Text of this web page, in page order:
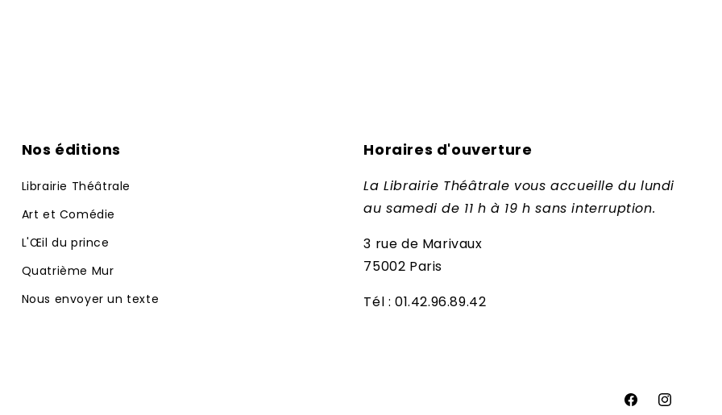
Nos éditions
Librairie Théâtrale
Art et Comédie
L'Œil du prince
Quatrième Mur
Nous envoyer un texte
Horaires d'ouverture
La Librairie Théâtrale vous accueille du lundi
au samedi de 11 h à 19 h sans interruption.
3 rue de Marivaux
75002 Paris
Tél : 01.42.96.89.42
FacebookInstagram